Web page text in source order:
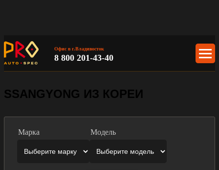
Офис в г.Владивосток
8 800 201-43-40
SSANGYONG ИЗ КОРЕИ
Марка Модель